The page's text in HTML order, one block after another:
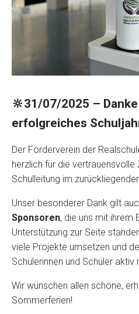
🔆31/07/2025 –
erfolgreiches
Der Förderverein der
herzlich für die
Schulleitung im
Unser besonderer Dank gilt
Sponsoren, die uns mit ihrem
Unterstützung zur Seite
viele Projekte umsetzen und
Schülerinnen und Schüler aktiv
Wir wünschen allen schöne,
Sommerferien!